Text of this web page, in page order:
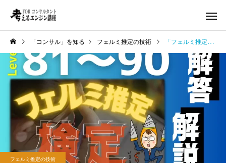
「コンサル」を知る フェルミ推定の技術 「フェルミ推定検定」解答解説—レベル81～90
フェルミ推定の技術